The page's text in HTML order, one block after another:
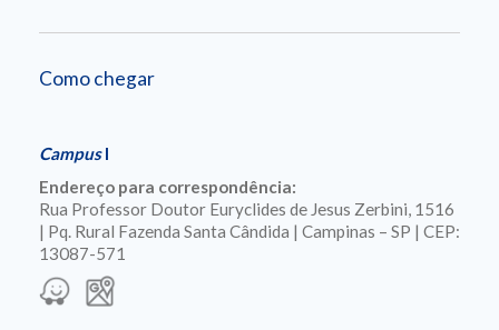
Como chegar
CampusI
Endereço para correspondência:
Rua Professor Doutor Euryclides de Jesus Zerbini, 1516
| Pq. Rural Fazenda Santa Cândida | Campinas – SP | CEP:
13087-571